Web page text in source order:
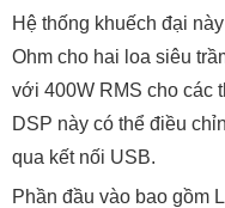
Hệ thống khuếch đại
Ohm cho hai loa siêu
với 400W RMS cho các
DSP này có thể điều
qua kết nối USB.
Phần đầu vào bao gồm